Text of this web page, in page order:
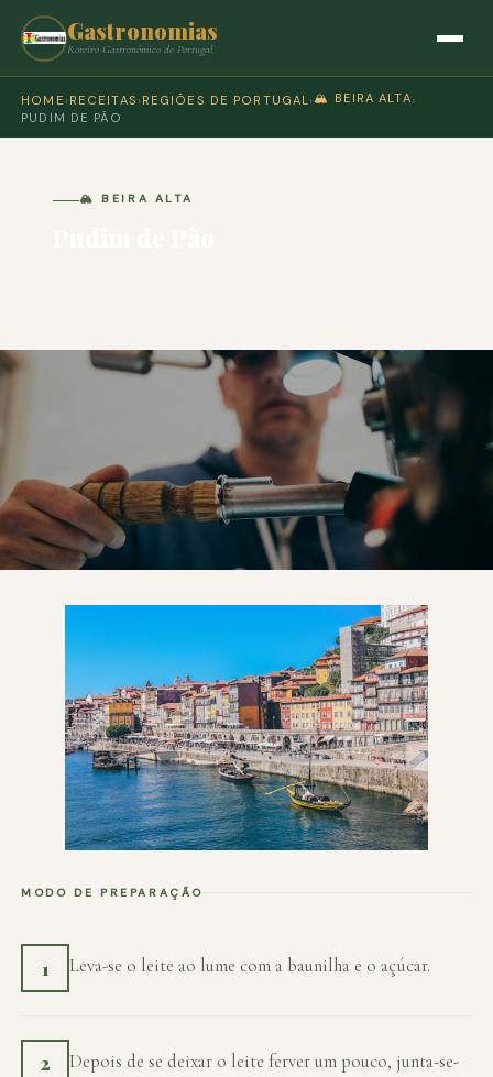
Gastronomias
Roteiro Gastronómico de Portugal
HOME › RECEITAS › REGIÕES DE PORTUGAL ›🏔️ BEIRA ALTA›
PUDIM DE PÃO
🏔️ BEIRA ALTA
MODO DE PREPARAÇÃO
1 Leva-se o leite ao lume com a baunilha e o açúcar.
2
Depois de se deixar o leite ferver um pouco, junta-se-